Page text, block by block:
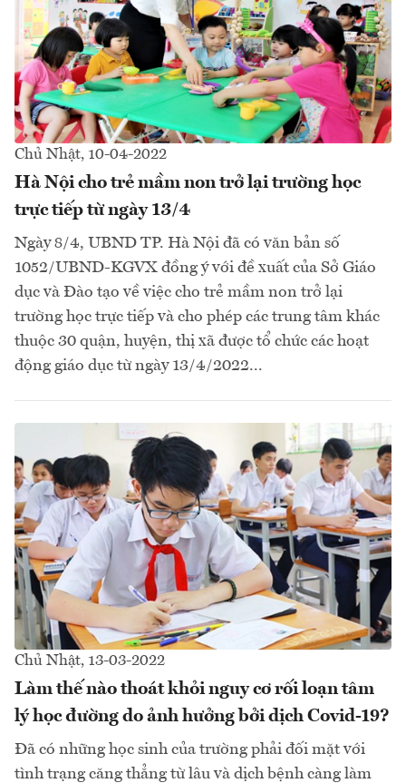
Chủ Nhật, 10-04-2022
Hà Nội cho trẻ mầm non trở lại trường học
trực tiếp từ ngày 13/4
Ngày 8/4, UBND TP. Hà Nội đã có văn bản số
1052/UBND-KGVX đồng ý với đề xuất của Sở Giáo
dục và Đào tạo về việc cho trẻ mầm non trở lại
trường học trực tiếp và cho phép các trung tâm khác
thuộc 30 quận, huyện, thị xã được tổ chức các hoạt
động giáo dục từ ngày 13/4/2022...
Chủ Nhật, 13-03-2022
Làm thế nào thoát khỏi nguy cơ rối loạn tâm
lý học đường do ảnh hưởng bởi dịch Covid-19?
Đã có những học sinh của trường phải đối mặt với
tình trạng căng thẳng từ lâu và dịch bệnh càng làm